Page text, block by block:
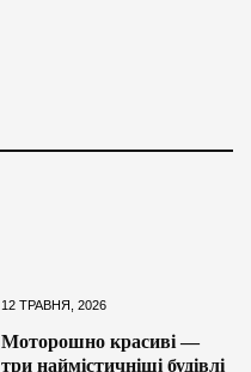
12 ТРАВНЯ, 2026
Моторошно красиві —
три наймістичніші будівлі